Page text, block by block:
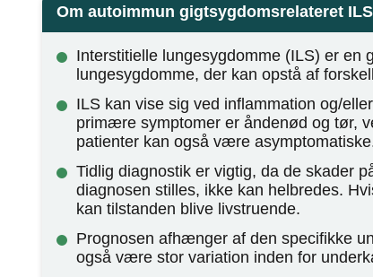
Om autoimmun gigtsygdomsrelateret ILS
Interstitielle lungesygdomme (ILS) er en
lungesygdomme, der kan opstå af
ILS kan vise sig ved inflammation og/
primære symptomer er åndenød og tør,
patienter kan også være
Tidlig diagnostik er vigtig, da de skader
diagnosen stilles, ikke kan helbredes.
kan tilstanden blive livstruende.
Prognosen afhænger af den specifikke
også være stor variation inden for